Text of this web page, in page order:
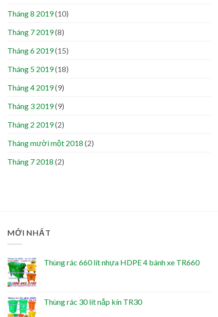
Tháng 8 2019(10)
Tháng 7 2019(8)
Tháng 6 2019(15)
Tháng 5 2019(18)
Tháng 4 2019(9)
Tháng 3 2019(9)
Tháng 2 2019(2)
Tháng mười một 2018 (2)
Tháng 7 2018 (2)
MỚI NHẤT
Thùng rác 660 lít nhựa HDPE 4 bánh xe TR660
Thùng rác 30 lít nắp kín TR30